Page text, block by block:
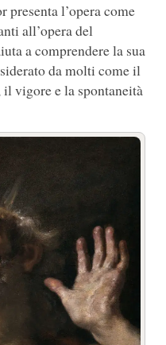
presenta l’opera come
all’opera del
a comprendere la sua
da molti come il
vigore e la spontaneità